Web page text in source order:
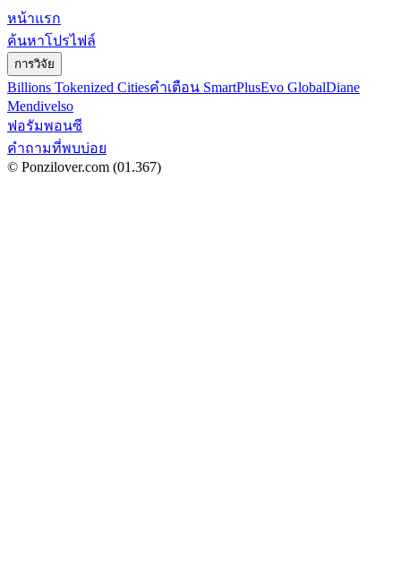
หน้าแรก
ค้นหาโปรไฟล์
การวิจัย
Billions Tokenized Citiesคำเตือน SmartPlusEvo GlobalDiane
Mendivelso
ฟอรัมพอนซี
คำถามที่พบบ่อย
© Ponzilover.com (01.367)